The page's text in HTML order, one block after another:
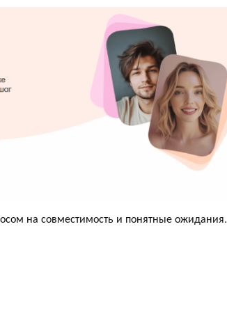
на совместимость и понятные ожидания.